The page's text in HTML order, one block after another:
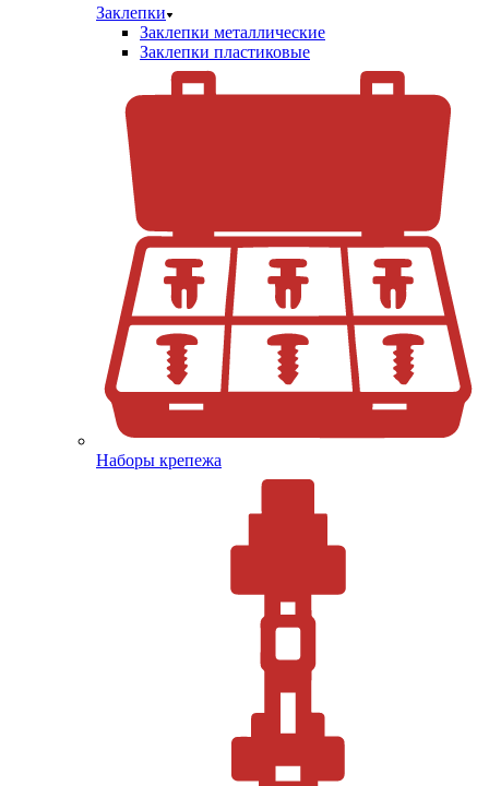
Заклепки
Заклепки металлические
Заклепки пластиковые
Наборы крепежа